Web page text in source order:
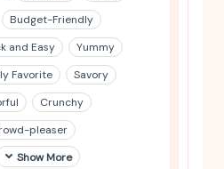
Budget-Friendly
and Easy
Yummy
Favorite
Savory
Crunchy
pleaser
Show More